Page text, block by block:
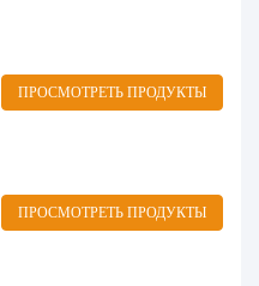
ПРОСМОТРЕТЬ ПРОДУКТЫ
ПРОСМОТРЕТЬ ПРОДУКТЫ